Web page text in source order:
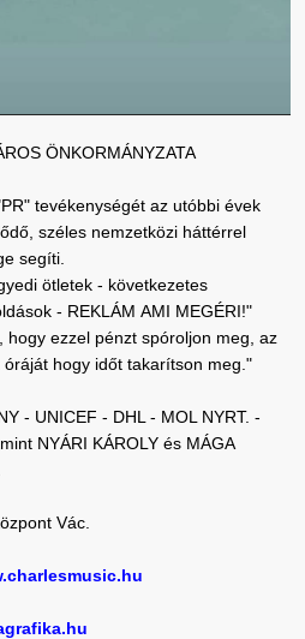
ÖNKORMÁNYZATA
tevékenységét az utóbbi évek
széles nemzetközi háttérrel
segíti.
ötletek - következetes
- REKLÁM AMI MEGÉRI!"
hogy ezzel pénzt spóroljon meg, az
hogy időt takarítson meg."
- UNICEF - DHL - MOL NYRT. -
NYÁRI KÁROLY és MÁGA
Vác.